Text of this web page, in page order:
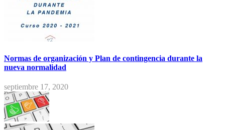
Normas de organización y Plan de contingencia durante la
nueva normalidad
septiembre 17, 2020